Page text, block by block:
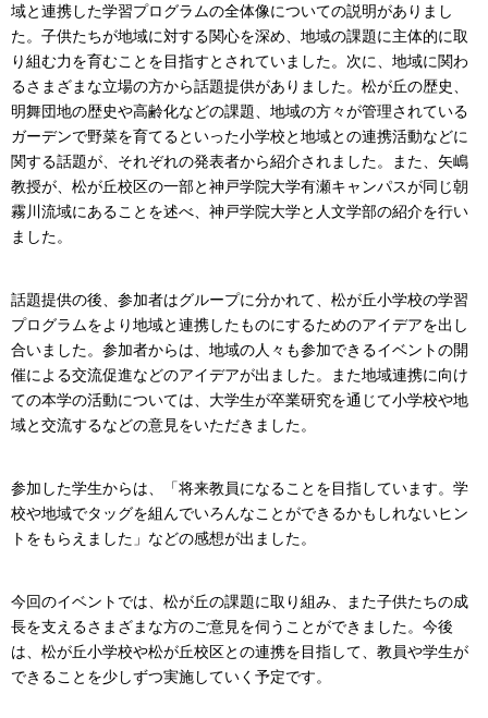
域と連携した学習プログラムの全体像についての説明がありまし
た。子供たちが地域に対する関心を深め、地域の課題に主体的に取
り組む力を育むことを目指すとされていました。次に、地域に関わ
るさまざまな立場の方から話題提供がありました。松が丘の歴史、
明舞団地の歴史や高齢化などの課題、地域の方々が管理されている
ガーデンで野菜を育てるといった小学校と地域との連携活動などに
関する話題が、それぞれの発表者から紹介されました。また、矢嶋
教授が、松が丘校区の一部と神戸学院大学有瀬キャンパスが同じ朝
霧川流域にあることを述べ、神戸学院大学と人文学部の紹介を行い
ました。
話題提供の後、参加者はグループに分かれて、松が丘小学校の学習
プログラムをより地域と連携したものにするためのアイデアを出し
合いました。参加者からは、地域の人々も参加できるイベントの開
催による交流促進などのアイデアが出ました。また地域連携に向け
ての本学の活動については、大学生が卒業研究を通じて小学校や地
域と交流するなどの意見をいただきました。
参加した学生からは、「将来教員になることを目指しています。学
校や地域でタッグを組んでいろんなことができるかもしれないヒン
トをもらえました」などの感想が出ました。
今回のイベントでは、松が丘の課題に取り組み、また子供たちの成
長を支えるさまざまな方のご意見を伺うことができました。今後
は、松が丘小学校や松が丘校区との連携を目指して、教員や学生が
できることを少しずつ実施していく予定です。